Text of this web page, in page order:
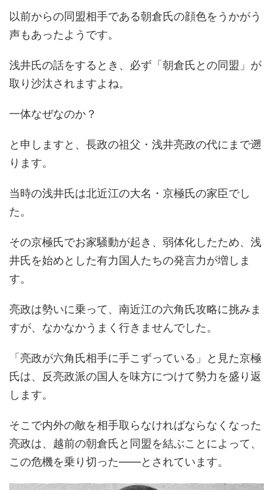
以前からの同盟相手である朝倉氏の顔色をうかがう
声もあったようです。
浅井氏の話をするとき、必ず「朝倉氏との同盟」が
取り沙汰されますよね。
一体なぜなのか？
と申しますと、長政の祖父・浅井亮政の代にまで遡
ります。
当時の浅井氏は北近江の大名・京極氏の家臣でし
た。
その京極氏でお家騒動が起き、弱体化したため、浅
井氏を始めとした有力国人たちの発言力が増しま
す。
亮政は勢いに乗って、南近江の六角氏攻略に挑みま
すが、なかなかうまく行きませんでした。
「亮政が六角氏相手に手こずっている」と見た京極
氏は、反亮政派の国人を味方につけて勢力を盛り返
します。
そこで内外の敵を相手取らなければならなくなった
亮政は、越前の朝倉氏と同盟を結ぶことによって、
この危機を乗り切った――とされています。